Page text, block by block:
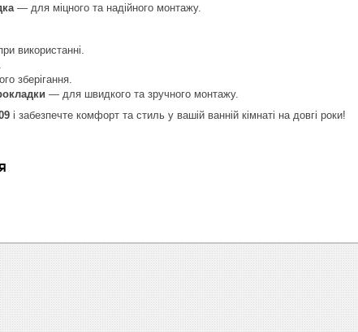
— для міцного та надійного монтажу.
використанні.
зберігання.
— для швидкого та зручного монтажу.
і забезпечте комфорт та стиль у вашій ванній кімнаті на довгі роки!